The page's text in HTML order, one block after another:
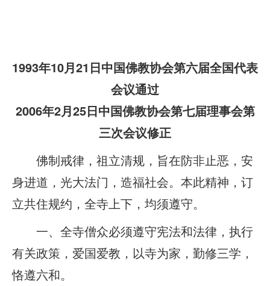
1993年10月21日中国佛教协会第六届全国代表
会议通过
2006年2月25日中国佛教协会第七届理事会第
三次会议修正
佛制戒律，祖立清规，旨在防非止恶，安
身进道，光大法门，造福社会。本此精神，订
立共住规约，全寺上下，均须遵守。
一、全寺僧众必须遵守宪法和法律，执行
有关政策，爱国爱教，以寺为家，勤修三学，
恪遵六和。